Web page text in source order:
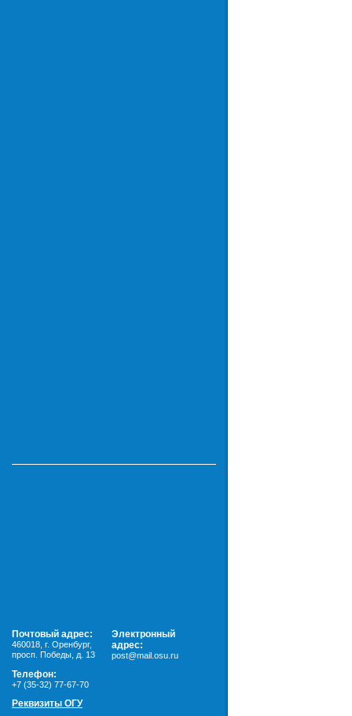
Почтовый адрес:
460018 г. Оренбург,
просп. Победы, д. 13
Электронный
адрес:
post@mail.osu.ru
Телефон:
+7 (35-32) 77-67-70
Реквизиты ОГУ